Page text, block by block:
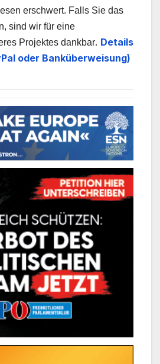
erschwert. Falls Sie das
sind wir für eine
Projektes dankbar. Details
oder Banküberweisung)